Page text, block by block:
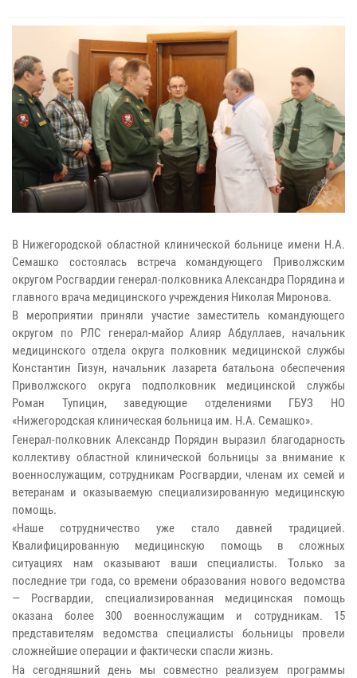
В Нижегородской областной клинической больнице имени Н.А.
Семашко состоялась встреча командующего Приволжским
округом Росгвардии генерал-полковника Александра Порядина и
главного врача медицинского учреждения Николая Миронова.
В мероприятии приняли участие заместитель командующего
округом по РЛС генерал-майор Алияр Абдуллаев, начальник
медицинского отдела округа полковник медицинской службы
Константин Гизун, начальник лазарета батальона обеспечения
Приволжского округа подполковник медицинской службы
Роман Тупицин, заведующие отделениями ГБУЗ НО
«Нижегородская клиническая больница им. Н.А. Семашко».
Генерал-полковник Александр Порядин выразил благодарность
коллективу областной клинической больницы за внимание к
военнослужащим, сотрудникам Росгвардии, членам их семей и
ветеранам и оказываемую специализированную медицинскую
помощь.
«Наше сотрудничество уже стало давней традицией.
Квалифицированную медицинскую помощь в сложных
ситуациях нам оказывают ваши специалисты. Только за
последние три года, со времени образования нового ведомства
— Росгвардии, специализированная медицинская помощь
оказана более 300 военнослужащим и сотрудникам. 15
представителям ведомства специалисты больницы провели
сложнейшие операции и фактически спасли жизнь.
На сегодняшний день мы совместно реализуем программы